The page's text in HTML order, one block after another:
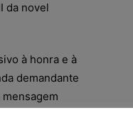
da novel
à honra e à
demandante